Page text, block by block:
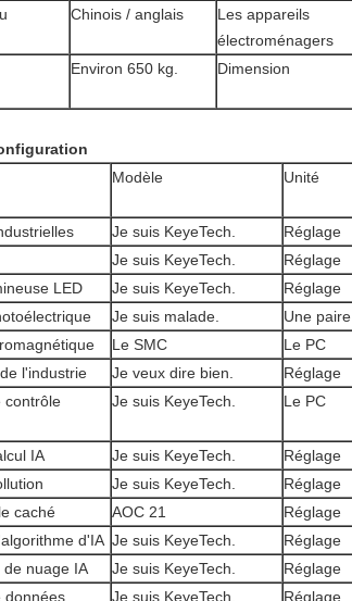
Chinois / anglais
Les appareils
électroménagers
Environ 650 kg. Dimension
Modèle Unité
Je suis KeyeTech. Réglage
Je suis KeyeTech. Réglage
LED
Je suis KeyeTech. Réglage
Je suis malade. Une paire
Le SMC Le PC
l'industrie
Je veux dire bien. Réglage
contrôle
Je suis KeyeTech. Le PC
IA Je suis KeyeTech. Réglage
Je suis KeyeTech. Réglage
caché
AOC 21 Réglage
d'IA Je suis KeyeTech. Réglage
de nuage IA
Je suis KeyeTech. Réglage
données
Je suis KeyeTech. Réglage